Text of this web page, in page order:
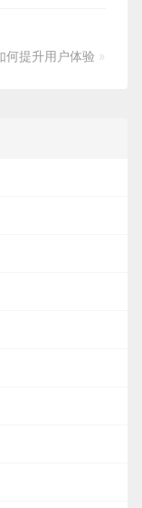
何提升用户体验 »